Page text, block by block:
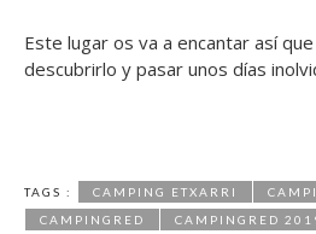
Este lugar os va a encantar así
descubrirlo y pasar unos días
TAGS : CAMPING ETXARRI
CAMPINGRED
CAMPINGRED